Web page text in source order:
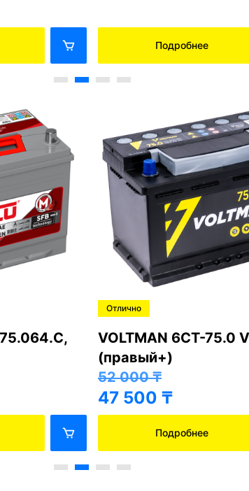
Подробнее
Отлично
VOLTMAN 6CT-75.0
(правый+)
52 000₸
47 500 ₸
Подробнее